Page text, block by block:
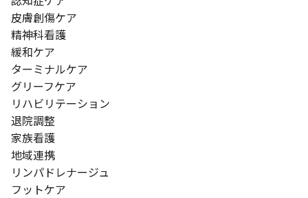
皮膚創傷ケア
精神科看護
緩和ケア
ターミナルケア
グリーフケア
リハビリテーション
退院調整
家族看護
地域連携
リンパドレナージュ
フットケア